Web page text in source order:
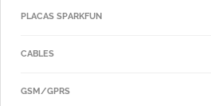
PLACAS SPARKFUN
CABLES
GSM/GPRS